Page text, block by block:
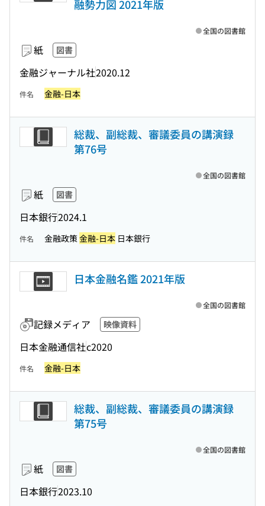
融勢力図 2021年版
紙 図書
金融ジャーナル社2020.12
全国の図書館
件名 金融-日本
総裁、副総裁、審議委員の講演録
第76号
紙 図書
日本銀行2024.1
全国の図書館
件名 金融政策金融-日本 日本銀行
日本金融名鑑 2021年版
記録メディア 映像資料
日本金融通信社c2020
全国の図書館
件名 金融-日本
総裁、副総裁、審議委員の講演録
第75号
紙 図書
日本銀行2023.10
全国の図書館